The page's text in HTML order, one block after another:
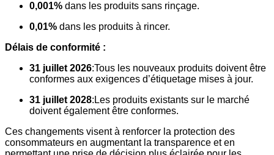
0,001% dans les produits sans rinçage.
0,01% dans les produits à rincer.
Délais de conformité :
31 juillet 2026:Tous les nouveaux produits doivent être
conformes aux exigences d’étiquetage mises à jour.
31 juillet 2028:Les produits existants sur le marché
doivent également être conformes.
Ces changements visent à renforcer la protection des
consommateurs en augmentant la transparence et en